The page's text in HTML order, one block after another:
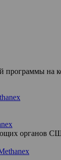
программы на
органов